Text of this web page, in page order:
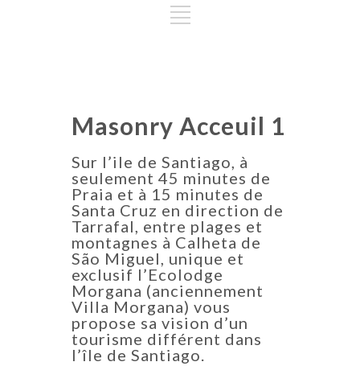
Masonry Acceuil 1
Sur l’ile de Santiago, à
seulement 45 minutes de
Praia et à 15 minutes de
Santa Cruz en direction de
Tarrafal, entre plages et
montagnes à Calheta de
São Miguel, unique et
exclusif l’Ecolodge
Morgana (anciennement
Villa Morgana) vous
propose sa vision d’un
tourisme différent dans
l’île de Santiago.